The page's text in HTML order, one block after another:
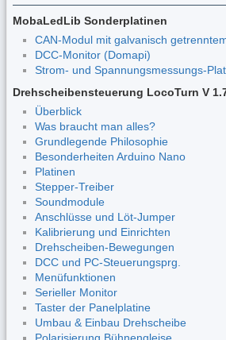
MobaLedLib Sonderplatinen
CAN-Modul mit galvanisch
DCC-Monitor (Domapi)
Strom- und Spannungsmessungs-
Drehscheibensteuerung LocoTurn V
Überblick
Was braucht man alles?
Grundlegende Philosophie
Besonderheiten Arduino Nano
Platinen
Stepper-Treiber
Soundmodule
Anschlüsse und Löt-Jumper
Kalibrierung und Einrichten
Drehscheiben-Bewegungen
DCC und PC-Steuerungsprg.
Menüfunktionen
Serieller Monitor
Taster der Panelplatine
Umbau & Einbau Drehscheibe
Polarisierung Bühnengleise